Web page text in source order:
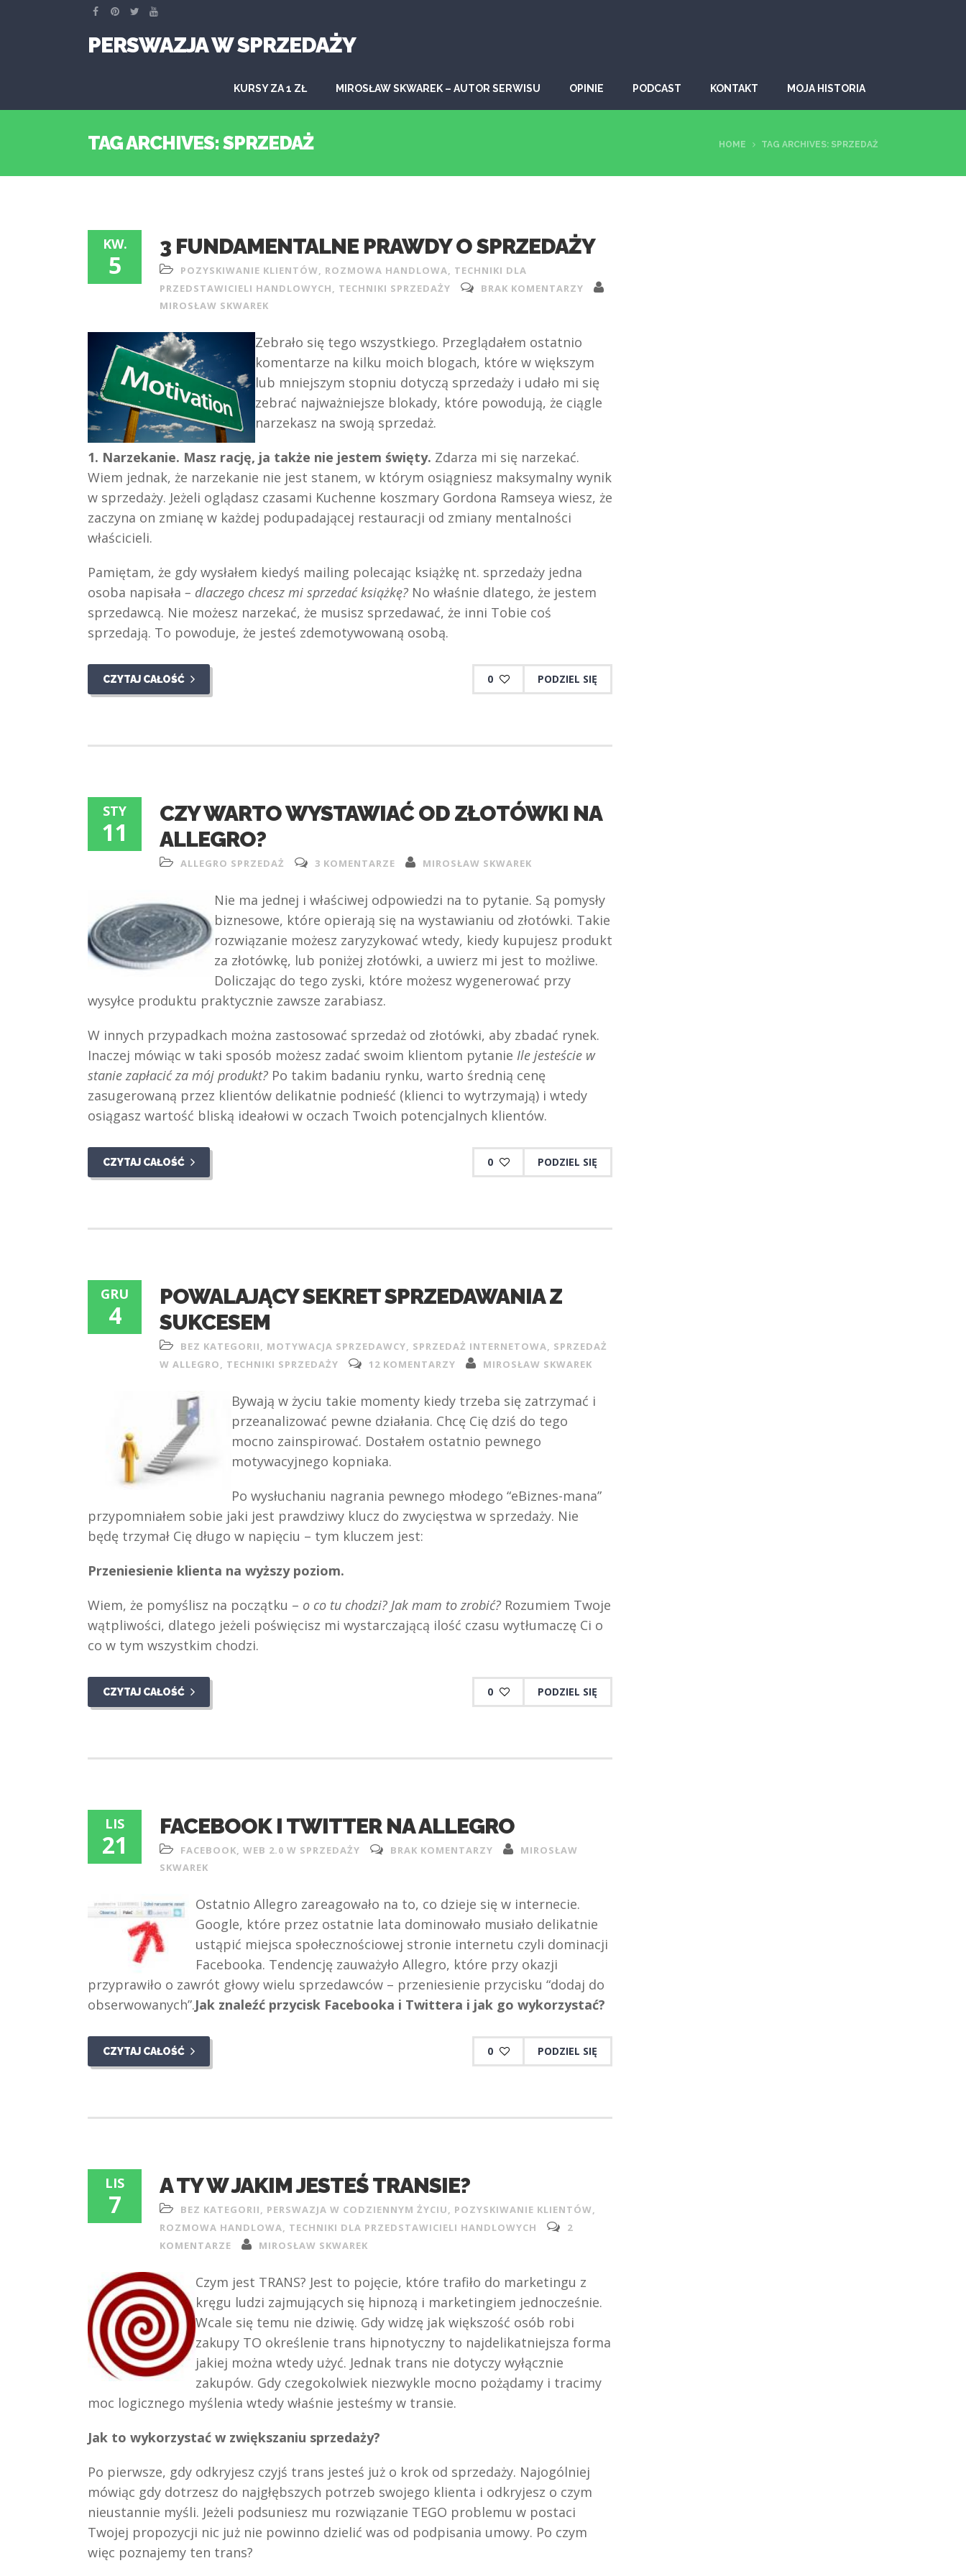
PERSWAZJA W SPRZEDAŻY
KURSY ZA 1 ZŁ MIROSŁAW SKWAREK – AUTOR SERWISU OPINIE PODCAST KONTAKT MOJA HISTORIA
TAG ARCHIVES: SPRZEDAŻ HOME TAG ARCHIVES: SPRZEDAŻ
KW.
5
3 FUNDAMENTALNE PRAWDY O SPRZEDAŻY
POZYSKIWANIE KLIENTÓW, ROZMOWA HANDLOWA, TECHNIKI DLA
PRZEDSTAWICIELI HANDLOWYCH, TECHNIKI SPRZEDAŻY
BRAK KOMENTARZY
MIROSŁAW SKWAREK
Zebrało się tego wszystkiego. Przeglądałem ostatnio
komentarze na kilku moich blogach, które w większym
lub mniejszym stopniu dotyczą sprzedaży i udało mi się
zebrać najważniejsze blokady, które powodują, że ciągle
narzekasz na swoją sprzedaż.
1. Narzekanie. Masz rację, ja także nie jestem święty. Zdarza mi się narzekać.
Wiem jednak, że narzekanie nie jest stanem, w którym osiągniesz maksymalny wynik
w sprzedaży. Jeżeli oglądasz czasami Kuchenne koszmary Gordona Ramseya wiesz, że
zaczyna on zmianę w każdej podupadającej restauracji od zmiany mentalności
właścicieli.
Pamiętam, że gdy wysłałem kiedyś mailing polecając książkę nt. sprzedaży jedna
osoba napisała – dlaczego chcesz mi sprzedać książkę? No właśnie dlatego, że jestem
sprzedawcą. Nie możesz narzekać, że musisz sprzedawać, że inni Tobie coś
sprzedają. To powoduje, że jesteś zdemotywowaną osobą.
CZYTAJ CAŁOŚĆ 0 PODZIEL SIĘ
STY
11
CZY WARTO WYSTAWIAĆ OD ZŁOTÓWKI NA
ALLEGRO?
ALLEGRO SPRZEDAŻ 3 KOMENTARZE MIROSŁAW SKWAREK
Nie ma jednej i właściwej odpowiedzi na to pytanie. Są pomysły
biznesowe, które opierają się na wystawianiu od złotówki. Takie
rozwiązanie możesz zaryzykować wtedy, kiedy kupujesz produkt
za złotówkę, lub poniżej złotówki, a uwierz mi jest to możliwe.
Doliczając do tego zyski, które możesz wygenerować przy
wysyłce produktu praktycznie zawsze zarabiasz.
W innych przypadkach można zastosować sprzedaż od złotówki, aby zbadać rynek.
Inaczej mówiąc w taki sposób możesz zadać swoim klientom pytanie Ile jesteście w
stanie zapłacić za mój produkt? Po takim badaniu rynku, warto średnią cenę
zasugerowaną przez klientów delikatnie podnieść (klienci to wytrzymają) i wtedy
osiągasz wartość bliską ideałowi w oczach Twoich potencjalnych klientów.
CZYTAJ CAŁOŚĆ 0 PODZIEL SIĘ
GRU
4
POWALAJĄCY SEKRET SPRZEDAWANIA Z
SUKCESEM
BEZ KATEGORII, MOTYWACJA SPRZEDAWCY, SPRZEDAŻ INTERNETOWA, SPRZEDAŻ
W ALLEGRO, TECHNIKI SPRZEDAŻY 12 KOMENTARZY MIROSŁAW SKWAREK
Bywają w życiu takie momenty kiedy trzeba się zatrzymać i
przeanalizować pewne działania. Chcę Cię dziś do tego
mocno zainspirować. Dostałem ostatnio pewnego
motywacyjnego kopniaka.
Po wysłuchaniu nagrania pewnego młodego “eBiznes-mana”
przypomniałem sobie jaki jest prawdziwy klucz do zwycięstwa w sprzedaży. Nie
będę trzymał Cię długo w napięciu – tym kluczem jest:
Przeniesienie klienta na wyższy poziom.
Wiem, że pomyślisz na początku – o co tu chodzi? Jak mam to zrobić? Rozumiem Twoje
wątpliwości, dlatego jeżeli poświęcisz mi wystarczającą ilość czasu wytłumaczę Ci o
co w tym wszystkim chodzi.
CZYTAJ CAŁOŚĆ 0 PODZIEL SIĘ
LIS
21
FACEBOOK I TWITTER NA ALLEGRO
FACEBOOK, WEB 2.0 W SPRZEDAŻY BRAK KOMENTARZY
MIROSŁAW
SKWAREK
Ostatnio Allegro zareagowało na to, co dzieje się w internecie.
Google, które przez ostatnie lata dominowało musiało delikatnie
ustąpić miejsca społecznościowej stronie internetu czyli dominacji
Facebooka. Tendencję zauważyło Allegro, które przy okazji
przyprawiło o zawrót głowy wielu sprzedawców – przeniesienie przycisku “dodaj do
obserwowanych”.Jak znaleźć przycisk Facebooka i Twittera i jak go wykorzystać?
CZYTAJ CAŁOŚĆ 0 PODZIEL SIĘ
LIS
7
A TY W JAKIM JESTEŚ TRANSIE?
BEZ KATEGORII, PERSWAZJA W CODZIENNYM ŻYCIU, POZYSKIWANIE KLIENTÓW,
ROZMOWA HANDLOWA, TECHNIKI DLA PRZEDSTAWICIELI HANDLOWYCH
2
KOMENTARZE
MIROSŁAW SKWAREK
Czym jest TRANS? Jest to pojęcie, które trafiło do marketingu z
kręgu ludzi zajmujących się hipnozą i marketingiem jednocześnie.
Wcale się temu nie dziwię. Gdy widzę jak większość osób robi
zakupy TO określenie trans hipnotyczny to najdelikatniejsza forma
jakiej można wtedy użyć. Jednak trans nie dotyczy wyłącznie
zakupów. Gdy czegokolwiek niezwykle mocno pożądamy i tracimy
moc logicznego myślenia wtedy właśnie jesteśmy w transie.
Jak to wykorzystać w zwiększaniu sprzedaży?
Po pierwsze, gdy odkryjesz czyjś trans jesteś już o krok od sprzedaży. Najogólniej
mówiąc gdy dotrzesz do najgłębszych potrzeb swojego klienta i odkryjesz o czym
nieustannie myśli. Jeżeli podsuniesz mu rozwiązanie TEGO problemu w postaci
Twojej propozycji nic już nie powinno dzielić was od podpisania umowy. Po czym
więc poznajemy ten trans?